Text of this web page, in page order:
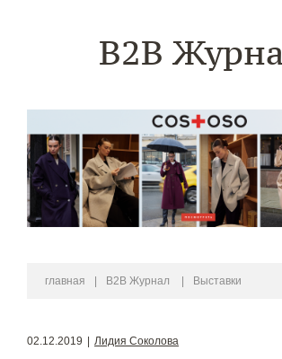
B2B
главная B2B Журнал Выставки
02.12.2019 Лидия Соколова